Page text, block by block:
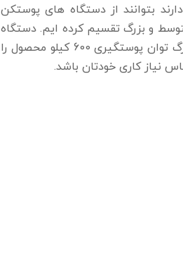
بتوانند از دستگاه های پوستکن
و بزرگ تقسیم کرده ایم. دستگاه
کوچک توان پوستگیری 200 کیلو و دستگاه متوسط توان پوستگیری 400 و دستگاه بزرگ توان پوستگیری 600 کیلو محصول را
نیاز کاری خودتان باشد.